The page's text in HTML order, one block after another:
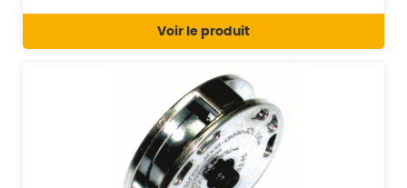
Voir le produit